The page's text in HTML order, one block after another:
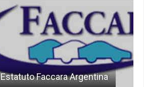
Estatuto Faccara Argentina